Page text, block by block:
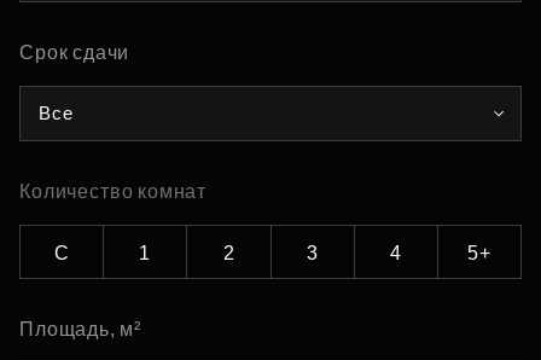
Срок сдачи
Все
Количество комнат
С 1 2 3 4 5+
Площадь, м²